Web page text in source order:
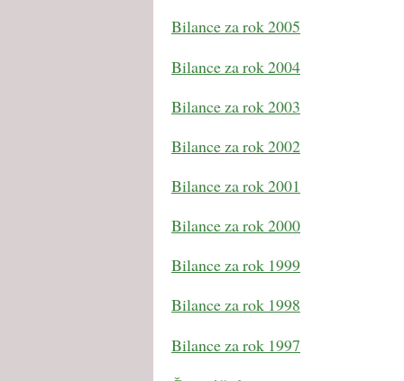
Bilance za rok 2005
Bilance za rok 2004
Bilance za rok 2003
Bilance za rok 2002
Bilance za rok 2001
Bilance za rok 2000
Bilance za rok 1999
Bilance za rok 1998
Bilance za rok 1997